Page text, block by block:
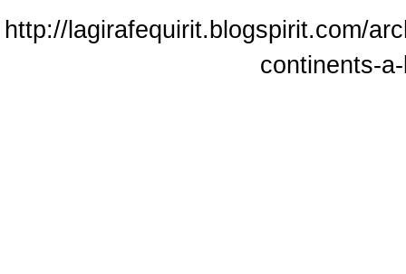
http://lagirafequirit.blogspirit.com/
continents-